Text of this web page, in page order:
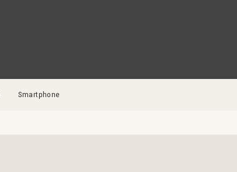
Smartphone